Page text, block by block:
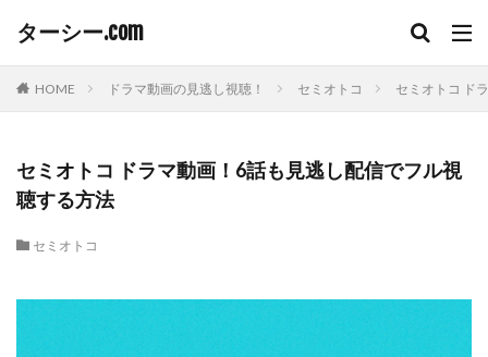
ターシー.com
HOME ドラマ動画の見逃し視聴！ セミオトコ セミオトコ ド
セミオトコ ドラマ動画！6話も見逃し配信でフル視
聴する方法
セミオトコ